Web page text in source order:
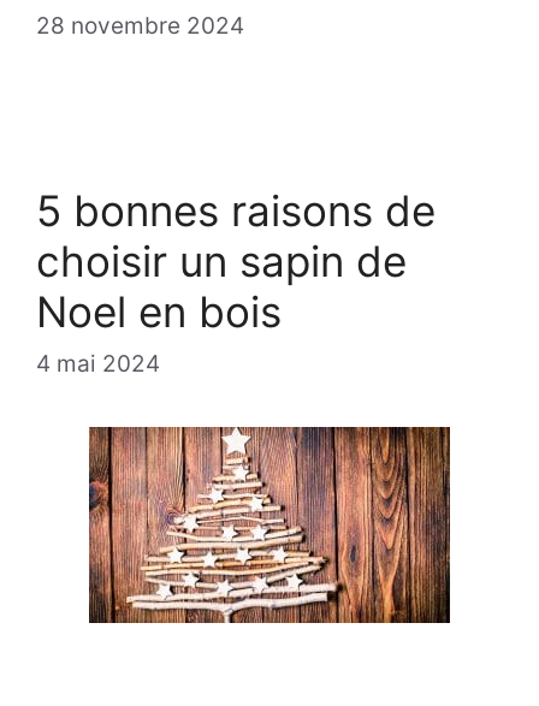
28 novembre 2024
5 bonnes raisons de
choisir un sapin de
Noel en bois
4 mai 2024